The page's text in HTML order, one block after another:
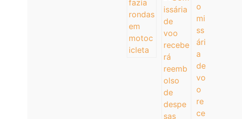
o
mi
ss
ári
a
de
vo
o
re
ce